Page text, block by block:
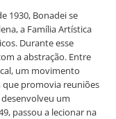
1930, Bonadei se
a Família Artística
Durante esse
a abstração. Entre
um movimento
que promovia reuniões
um
passou a lecionar na